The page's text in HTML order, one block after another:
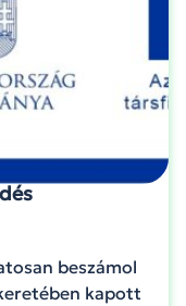
beszámol
kapott